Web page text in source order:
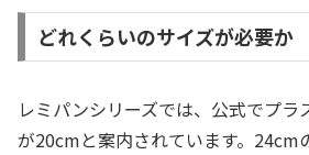
どれくらいのサイズが必要か
レミパンシリーズでは、公式でプラ
が20cmと案内されています。24cm